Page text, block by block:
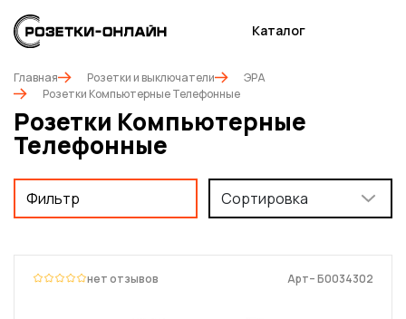
Каталог
Главная Розетки и выключатели
ЭРА
Розетки Компьютерные Телефонные
Розетки Компьютерные
Телефонные
Фильтр Сортировка
нет отзывов Арт– Б0034302